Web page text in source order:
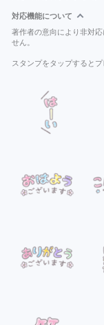
対応機能について
著作者の意向により非対
せん。
スタンプをタップすると